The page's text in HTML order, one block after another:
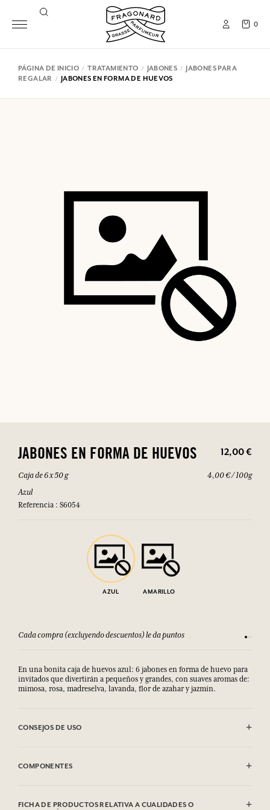
0
PÁGINA DE INICIO TRATAMIENTO JABONES
JABONES PARA
REGALAR
JABONES EN FORMA DE HUEVOS
JABONES EN FORMA DE HUEVOS 12,00 €
Caja de 6 x 50 g
Azul
Referencia : S6054
4,00 € / 100g
AZUL AMARILLO
Cada compra (excluyendo descuentos) le da puntos
En una bonita caja de huevos azul: 6 jabones en forma de huevo para
invitados que divertirán a pequeños y grandes, con suaves aromas de:
mimosa, rosa, madreselva, lavanda, flor de azahar y jazmín.
CONSEJOS DE USO
COMPONENTES
Sodium Tallowate, Sodium Cocoate, Aqua (Water), Parfum
FICHA DE PRODUCTOS RELATIVA A CUALIDADES O